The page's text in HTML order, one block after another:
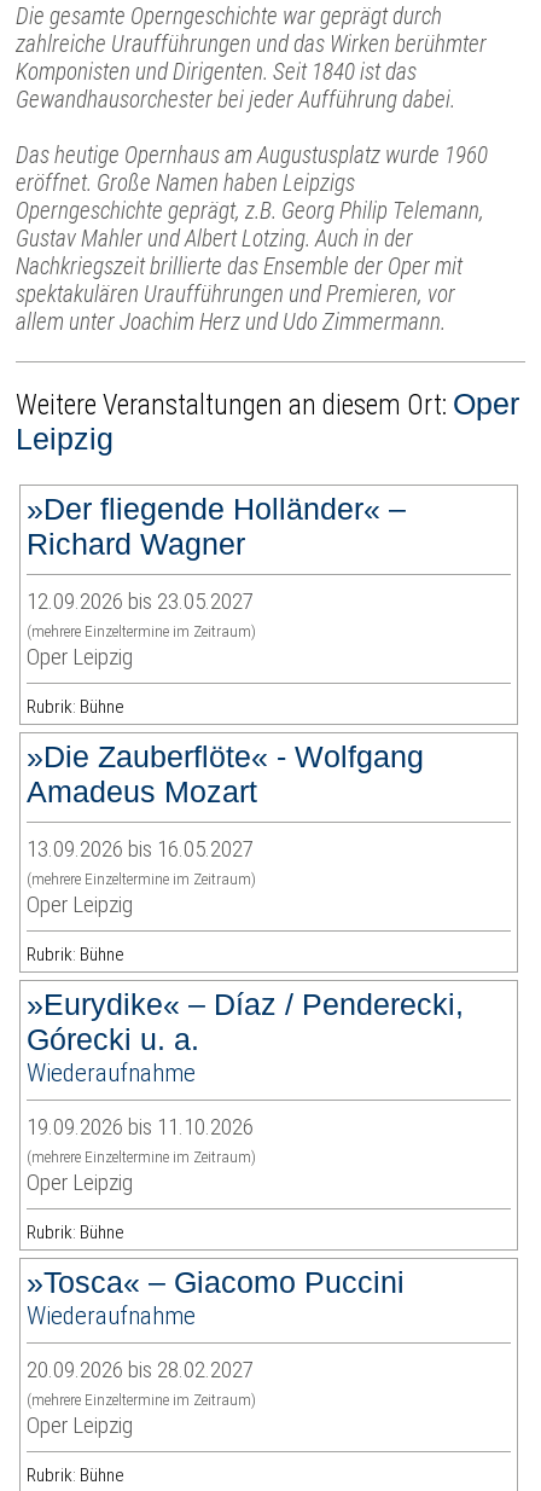
Die gesamte Operngeschichte war geprägt durch
zahlreiche Uraufführungen und das Wirken berühmter
Komponisten und Dirigenten. Seit 1840 ist das
Gewandhausorchester bei jeder Aufführung dabei.
Das heutige Opernhaus am Augustusplatz wurde 1960
eröffnet. Große Namen haben Leipzigs
Operngeschichte geprägt, z.B. Georg Philip Telemann,
Gustav Mahler und Albert Lotzing. Auch in der
Nachkriegszeit brillierte das Ensemble der Oper mit
spektakulären Uraufführungen und Premieren, vor
allem unter Joachim Herz und Udo Zimmermann.
Weitere Veranstaltungen an diesem Ort: Oper
Leipzig
»Der fliegende Holländer« –
Richard Wagner
12.09.2026 bis 23.05.2027
(mehrere Einzeltermine im Zeitraum)
Oper Leipzig
Rubrik: Bühne
»Die Zauberflöte« - Wolfgang
Amadeus Mozart
13.09.2026 bis 16.05.2027
(mehrere Einzeltermine im Zeitraum)
Oper Leipzig
Rubrik: Bühne
»Eurydike« – Díaz / Penderecki,
Górecki u. a.
Wiederaufnahme
19.09.2026 bis 11.10.2026
(mehrere Einzeltermine im Zeitraum)
Oper Leipzig
Rubrik: Bühne
»Tosca« – Giacomo Puccini
Wiederaufnahme
20.09.2026 bis 28.02.2027
(mehrere Einzeltermine im Zeitraum)
Oper Leipzig
Rubrik: Bühne